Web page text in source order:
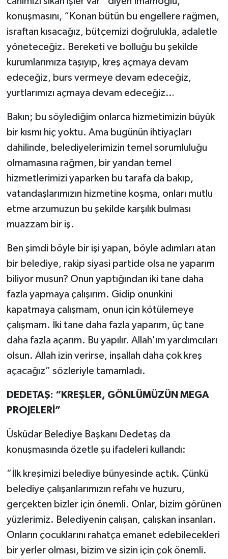
konuşmasını, “Konan bütün bu engellere rağmen,
israftan kısacağız, bütçemizi doğrulukla, adaletle
yöneteceğiz. Bereketi ve bolluğu bu şekilde
kurumlarımıza taşıyıp, kreş açmaya devam
edeceğiz, burs vermeye devam edeceğiz,
yurtlarımızı açmaya devam edeceğiz…
Bakın; bu söylediğim onlarca hizmetimizin büyük
bir kısmı hiç yoktu. Ama bugünün ihtiyaçları
dahilinde, belediyelerimizin temel sorumluluğu
olmamasına rağmen, bir yandan temel
hizmetlerimizi yaparken bu tarafa da bakıp,
vatandaşlarımızın hizmetine koşma, onları mutlu
etme arzumuzun bu şekilde karşılık bulması
muazzam bir iş.
Ben şimdi böyle bir işi yapan, böyle adımları atan
bir belediye, rakip siyasi partide olsa ne yaparım
biliyor musun? Onun yaptığından iki tane daha
fazla yapmaya çalışırım. Gidip onunkini
kapatmaya çalışmam, onun için kötülemeye
çalışmam. İki tane daha fazla yaparım, üç tane
daha fazla açarım. Bu yapılır. Allah'ım yardımcıları
olsun. Allah izin verirse, inşallah daha çok kreş
açacağız” sözleriyle tamamladı.
DEDETAŞ: “KREŞLER, GÖNLÜMÜZÜN MEGA
PROJELERİ”
Üsküdar Belediye Başkanı Dedetaş da
konuşmasında özetle şu ifadeleri kullandı:
“İlk kreşimizi belediye bünyesinde açtık. Çünkü
belediye çalışanlarımızın refahı ve huzuru,
gerçekten bizler için önemli. Onlar, bizim görünen
yüzlerimiz. Belediyenin çalışan, çalışkan insanları.
Onların çocuklarını rahatça emanet edebilecekleri
bir yerler olması, bizim ve sizin için çok önemli.